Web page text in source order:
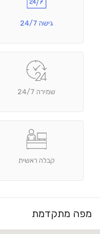
גישה 24/7
שמירה 24/7
קבלה ראשית
מפה מתקדמת